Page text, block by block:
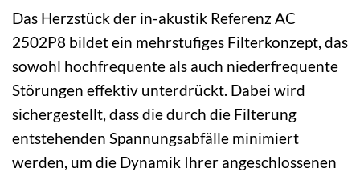
Das Herzstück der in-akustik Referenz AC
2502P8 bildet ein mehrstufiges Filterkonzept, das
sowohl hochfrequente als auch niederfrequente
Störungen effektiv unterdrückt. Dabei wird
sichergestellt, dass die durch die Filterung
entstehenden Spannungsabfälle minimiert
werden, um die Dynamik Ihrer angeschlossenen